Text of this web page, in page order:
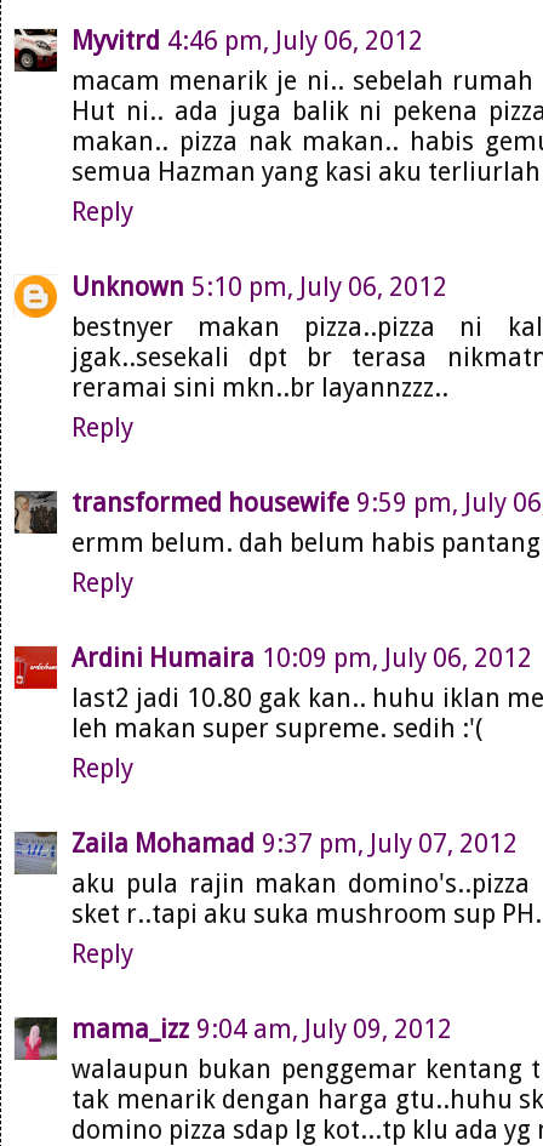
Myvitrd 4:46 pm, July 06, 2012
macam menarik je ni.. sebelah rumah
Hut ni.. ada juga balik ni pekena
makan.. pizza nak makan.. habis
semua Hazman yang kasi aku
Reply
Unknown 5:10 pm, July 06, 2012
bestnyer makan pizza..pizza ni
jgak..sesekali dpt br terasa
reramai sini mkn..br layannzzz..
Reply
transformed housewife 9:59 pm, July
ermm belum. dah belum habis
Reply
Ardini Humaira 10:09 pm, July 06, 2012
last2 jadi 10.80 gak kan.. huhu iklan
leh makan super supreme. sedih :'(
Reply
Zaila Mohamad 9:37 pm, July 07, 2012
aku pula rajin makan
sket r..tapi aku suka mushroom sup
Reply
mama_izz 9:04 am, July 09, 2012
walaupun bukan penggemar kentang
tak menarik dengan harga gtu..huhu
domino pizza sdap lg kot...tp klu ada yg